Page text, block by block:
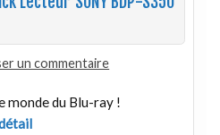
un commentaire
monde du Blu-ray !